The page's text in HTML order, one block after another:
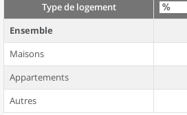
Type de logement
Ensemble
Maisons
Appartements
Autres